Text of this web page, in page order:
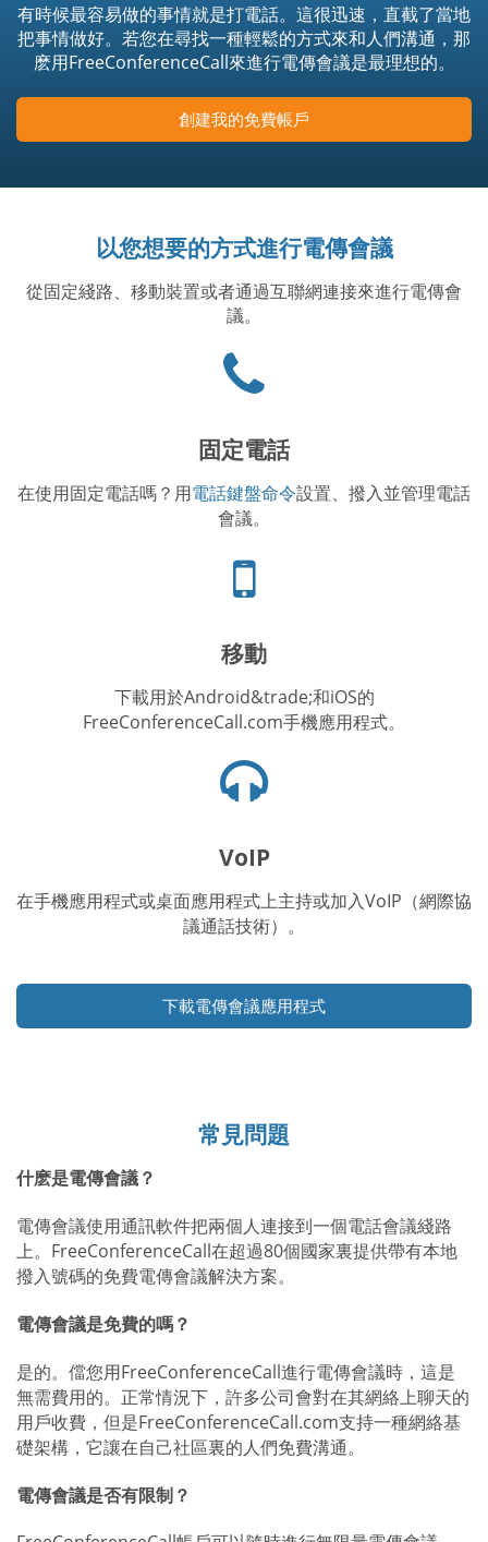
有時候最容易做的事情就是打電話。這很迅速，直截了當地
把事情做好。若您在尋找一種輕鬆的方式來和人們溝通，那
麽用FreeConferenceCall來進行電傳會議是最理想的。
創建我的免費帳戶
以您想要的方式進行電傳會議
從固定綫路、移動裝置或者通過互聯網連接來進行電傳會
議。
icon
固定電話
在使用固定電話嗎？用電話鍵盤命令設置、撥入並管理電話
會議。
手
機
標
移動
下載用於Android&trade;和iOS的
FreeConferenceCall.com手機應用程式。
機
VoIP
在手機應用程式或桌面應用程式上主持或加入VoIP（網際協
議通話技術）。
下載電傳會議應用程式
常見問題
什麽是電傳會議？
電傳會議使用通訊軟件把兩個人連接到一個電話會議綫路
上。FreeConferenceCall在超過80個國家裏提供帶有本地
撥入號碼的免費電傳會議解決方案。
電傳會議是免費的嗎？
是的。儅您用FreeConferenceCall進行電傳會議時，這是
無需費用的。正常情況下，許多公司會對在其網絡上聊天的
用戶收費，但是FreeConferenceCall.com支持一種網絡基
礎架構，它讓在自己社區裏的人們免費溝通。
電傳會議是否有限制？